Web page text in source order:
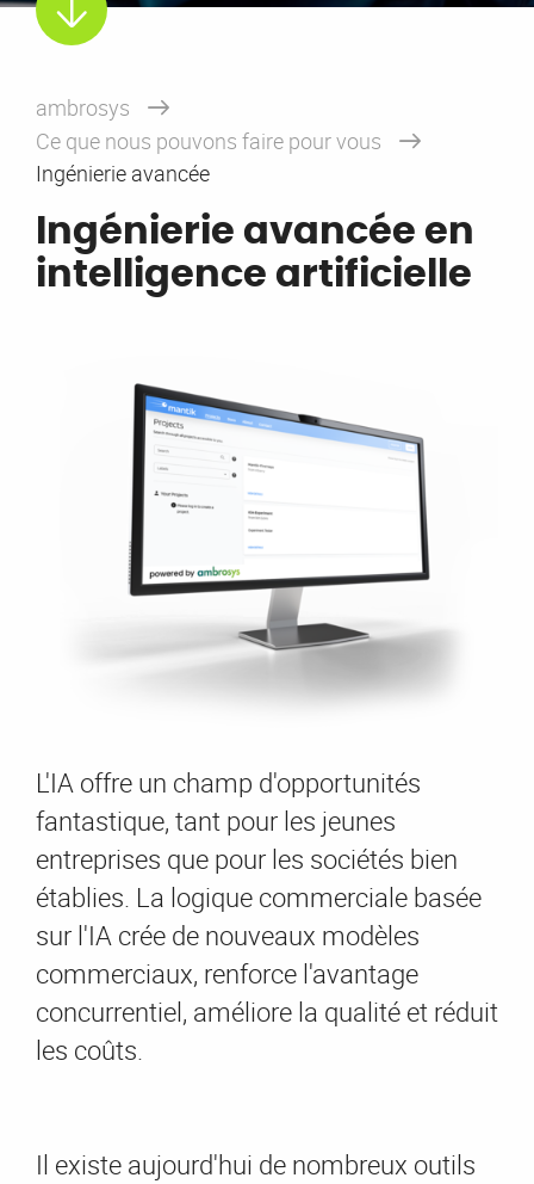
ambrosys
Ce que nous pouvons faire pour vous
Ingénierie avancée
Ingénierie avancée en
intelligence artificielle
L'IA offre un champ d'opportunités
fantastique, tant pour les jeunes
entreprises que pour les sociétés bien
établies. La logique commerciale basée
sur l'IA crée de nouveaux modèles
commerciaux, renforce l'avantage
concurrentiel, améliore la qualité et réduit
les coûts.
Il existe aujourd'hui de nombreux outils